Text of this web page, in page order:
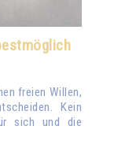
freien Willen,
Kein
sich und die